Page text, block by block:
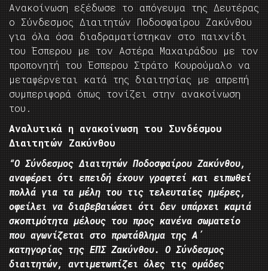
Ανακοίνωση εξέδωσε το απόγευμα της Δευτέρας
ο Σύνδεσμος Διαιτητών Ποδοσφαίρου Ζακύνθου
για όλα όσα διαδραματίστηκαν στο παιχνίδι
του Έσπερου με τον Αστέρα Μαχαιράδου με τον
προπονητή του Έσπερου Στράτο Κουρούμαλο να
μεταφέρνεται κατά της διαιτησίας με απρεπή
συμπεριφορά όπως τονίζει στην ανακοίνωση
του.
Αναλυτικά η ανακοίνωση του Συνδέσμου
Διαιτητών Ζακύνθου
“Ο Σύνδεσμος Διαιτητών Ποδοσφαίρου Ζακύνθου,
αναφέρει ότι επειδή έχουν γραφτεί και ειπωθεί
πολλά για τα μέλη του τις τελευταίες ημέρες,
οφείλει να διαβεβαιώσει ότι δεν υπάρχει καμιά
σκοπιμότητα μέλους του προς κανένα σωματείο
που αγωνίζεται στο πρωτάθλημα της Α΄
κατηγορίας της ΕΠΣ Ζακύνθου. Ο Σύνδεσμος
διαιτητών, αντιμετωπίζει όλες τις ομάδες